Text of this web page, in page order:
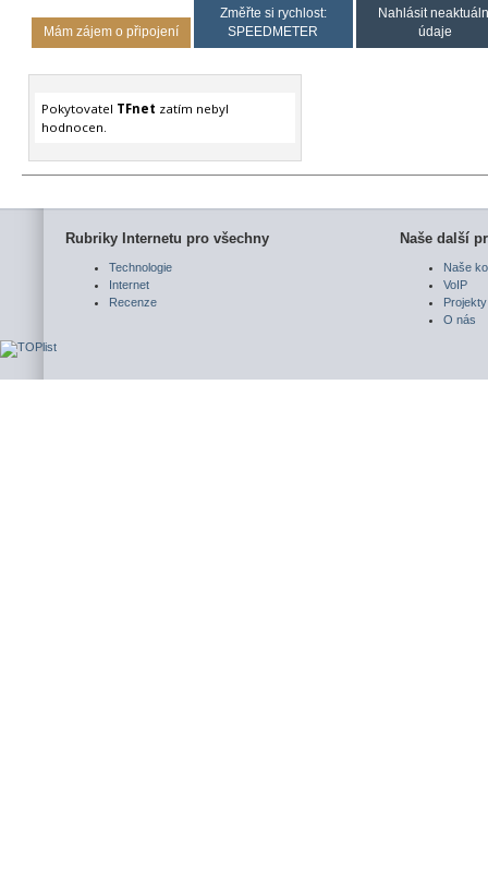
Mám zájem o připojení
Změřte si rychlost:
SPEEDMETER
Nahlásit
údaje
Pokytovatel TFnet zatím nebyl
hodnocen.
Rubriky Internetu pro všechny
Technologie
Internet
Recenze
Naše další
Naše
VoIP
Projekty
O nás